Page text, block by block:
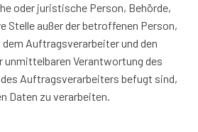
oder juristische Person, Behörde,
Stelle außer der betroffenen Person,
Auftragsverarbeiter und den
unmittelbaren Verantwortung des
Auftragsverarbeiters befugt sind,
Daten zu verarbeiten.